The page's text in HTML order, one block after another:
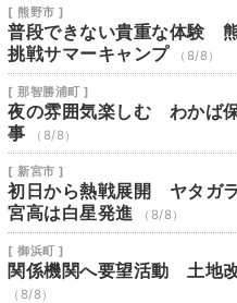
[ 熊野市 ]
普段できない貴重な体験
挑戦サマーキャンプ
（8/8）
[ 那智勝浦町 ]
夜の雰囲気楽しむ わかば
事
（8/8）
[ 新宮市 ]
初日から熱戦展開 ヤタガ
宮高は白星発進
（8/8）
[ 御浜町 ]
関係機関へ要望活動 土地
（8/8）